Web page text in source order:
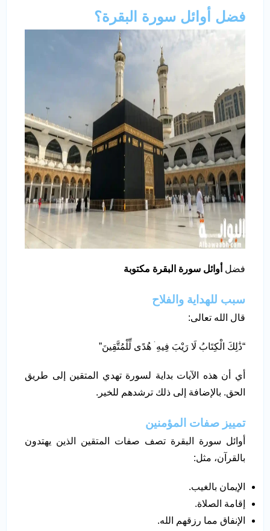
فضل أوائل سورة البقرة؟
فضل أوائل سورة البقرة مكتوبة
سبب للهداية والفلاح
قال الله تعالى:
“ذَٰلِكَ الْكِتَابُ لَا رَيْبَ فِيهِ ۛ هُدًى لِّلْمُتَّقِينَ”
أي أن هذه الآيات بداية لسورة تهدي المتقين إلى طريق
الحق. بالإضافة إلى ذلك ترشدهم للخير.
تمييز صفات المؤمنين
أوائل سورة البقرة تصف صفات المتقين الذين يهتدون
بالقرآن، مثل:
الإيمان بالغيب.
إقامة الصلاة.
الإنفاق مما رزقهم الله.